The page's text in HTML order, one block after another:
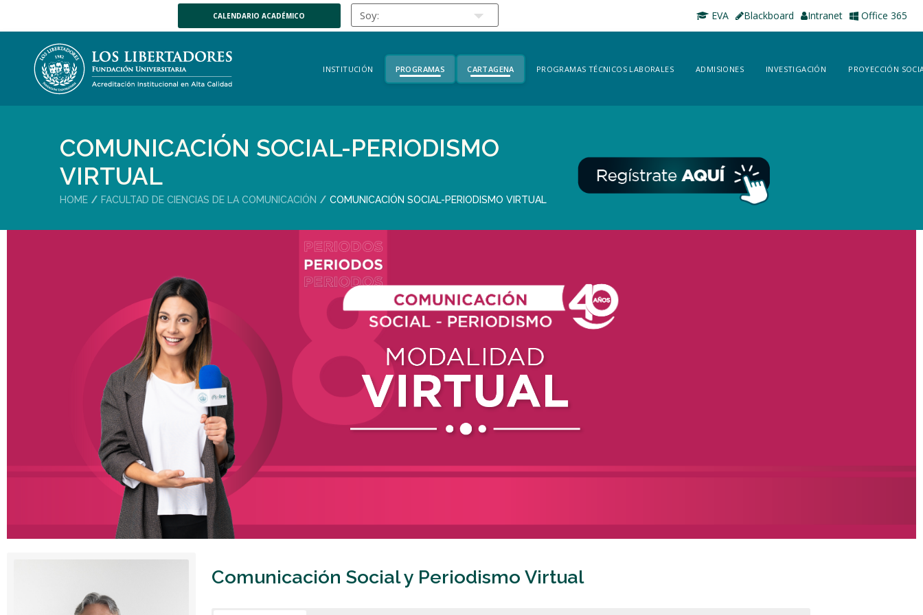
CALENDARIO ACADÉMICO EVA Blackboard Intranet Office 365
INSTITUCIÓN PROGRAMAS CARTAGENA PROGRAMAS TÉCNICOS LABORALES ADMISIONES INVESTIGACIÓN PROYECCIÓN
COMUNICACIÓN SOCIAL-PERIODISMO
VIRTUAL
HOME FACULTAD DE CIENCIAS DE LA COMUNICACIÓN COMUNICACIÓN SOCIAL-PERIODISMO VIRTUAL
Comunicación Social y Periodismo Virtual